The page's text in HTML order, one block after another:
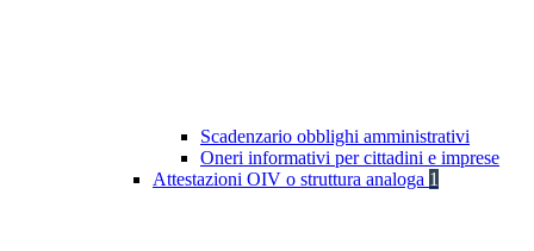
Scadenzario obblighi amministrativi
Oneri informativi per cittadini e imprese
Attestazioni OIV o struttura analoga 1